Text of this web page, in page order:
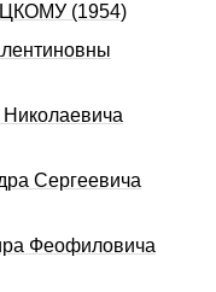
(1954)
Сергеевича
Феофиловича